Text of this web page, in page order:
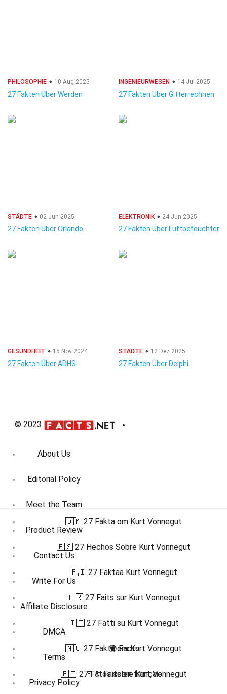
PHILOSOPHIE 10 Aug 2025
27 Fakten Über Werden
INGENIEURWESEN 14 Jul 2025
27 Fakten Über Gitterrechnen
STÄDTE 02 Jun 2025
27 Fakten Über Orlando
ELEKTRONIK 24 Jun 2025
27 Fakten Über Luftbefeuchter
GESUNDHEIT 15 Nov 2024
27 Fakten Über ADHS
STÄDTE 12 Dez 2025
27 Fakten Über Delphi
© 2023
About Us
Editorial Policy
Meet the Team
Product Review
Contact Us
Write For Us
Affiliate Disclosure
DMCA
Terms
Privacy Policy
🇩🇰 27 Fakta om Kurt Vonnegut
🇪🇸 27 Hechos Sobre Kurt Vonnegut
🇫🇮 27 Faktaa Kurt Vonnegut
🇫🇷 27 Faits sur Kurt Vonnegut
🇮🇹 27 Fatti su Kurt Vonnegut
🇳🇴 27 Fakta om Kurt Vonnegut
🇵🇹 27 Fatos sobre Kurt Vonnegut
🌍 Facts
🇫🇷 Faits en français